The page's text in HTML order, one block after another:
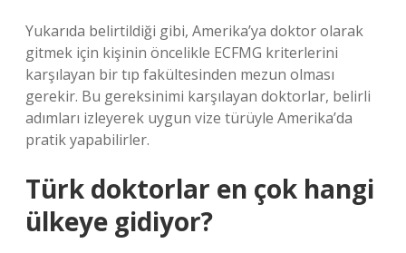
Yukarıda belirtildiği gibi, Amerika’ya doktor olarak
gitmek için kişinin öncelikle ECFMG kriterlerini
karşılayan bir tıp fakültesinden mezun olması
gerekir. Bu gereksinimi karşılayan doktorlar, belirli
adımları izleyerek uygun vize türüyle Amerika’da
pratik yapabilirler.
Türk doktorlar en çok hangi
ülkeye gidiyor?